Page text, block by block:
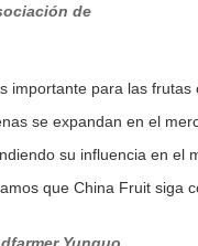
ón de
importante para las
se expandan en el
su influencia en el
que China Fruit siga